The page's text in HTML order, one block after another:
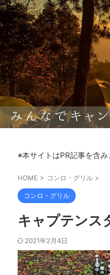
※本サイトはPR記事を含み
HOME > コンロ・グリル >
コンロ・グリル
キャプテンス
2021年2月4日